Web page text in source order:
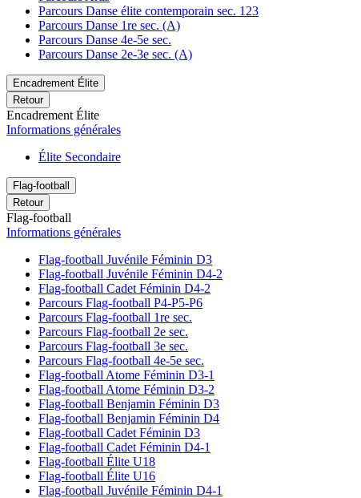
Parcours Danse élite contemporain sec. 123
Parcours Danse 1re sec. (A)
Parcours Danse 4e-5e sec.
Parcours Danse 2e-3e sec. (A)
Encadrement Élite
Retour
Encadrement Élite
Informations générales
Élite Secondaire
Flag-football
Retour
Flag-football
Informations générales
Flag-football Juvénile Féminin D3
Flag-football Juvénile Féminin D4-2
Flag-football Cadet Féminin D4-2
Parcours Flag-football P4-P5-P6
Parcours Flag-football 1re sec.
Parcours Flag-football 2e sec.
Parcours Flag-football 3e sec.
Parcours Flag-football 4e-5e sec.
Flag-football Atome Féminin D3-1
Flag-football Atome Féminin D3-2
Flag-football Benjamin Féminin D3
Flag-football Benjamin Féminin D4
Flag-football Cadet Féminin D3
Flag-football Cadet Féminin D4-1
Flag-football Élite U18
Flag-football Élite U16
Flag-football Juvénile Féminin D4-1